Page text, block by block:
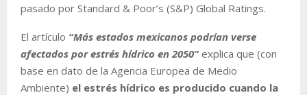
pasado por Standard & Poor’s (S&P) Global Ratings.
El artículo “Más estados mexicanos podrían verse
afectados por estrés hídrico en 2050”explica que (con
base en dato de la Agencia Europea de Medio
Ambiente) el estrés hídrico es producido cuando la